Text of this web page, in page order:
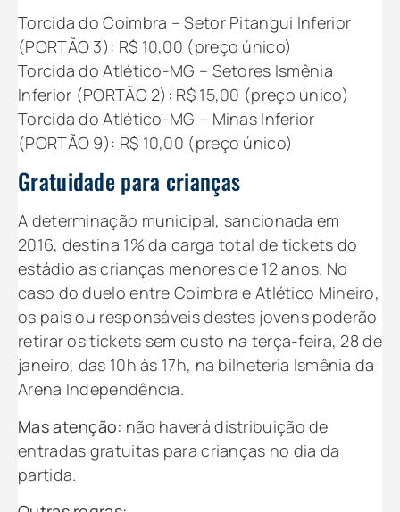
Torcida do Coimbra – Setor Pitangui Inferior
(PORTÃO 3): R$ 10,00 (preço único)
Torcida do Atlético-MG – Setores Ismênia
Inferior (PORTÃO 2): R$ 15,00 (preço único)
Torcida do Atlético-MG – Minas Inferior
(PORTÃO 9): R$ 10,00 (preço único)
Gratuidade para crianças
A determinação municipal, sancionada em
2016, destina 1% da carga total de tickets do
estádio as crianças menores de 12 anos. No
caso do duelo entre Coimbra e Atlético Mineiro,
os pais ou responsáveis destes jovens poderão
retirar os tickets sem custo na terça-feira, 28 de
janeiro, das 10h às 17h, na bilheteria Ismênia da
Arena Independência.
Mas atenção: não haverá distribuição de
entradas gratuitas para crianças no dia da
partida.